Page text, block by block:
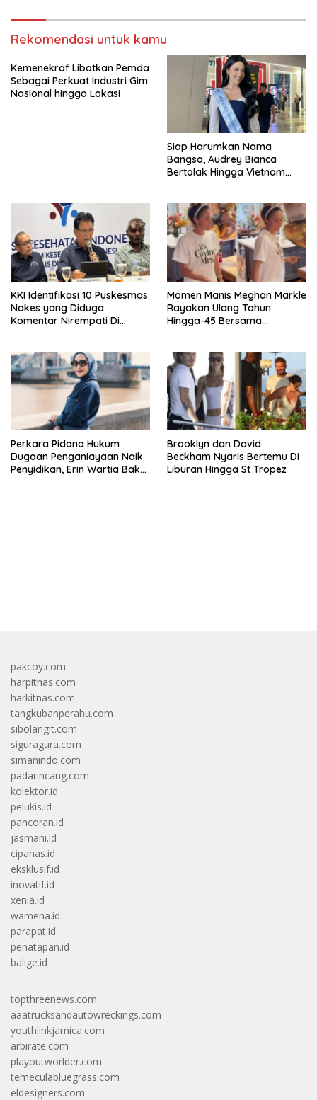
Rekomendasi untuk kamu
Kemenekraf Libatkan Pemda
Sebagai Perkuat Industri Gim
Nasional hingga Lokasi
Siap Harumkan Nama
Bangsa, Audrey Bianca
Bertolak Hingga Vietnam
KKI Identifikasi 10 Puskesmas
Nakes yang Diduga
Komentar Nirempati Di
Momen Manis Meghan Markle
Rayakan Ulang Tahun
Hingga-45 Bersama
Perkara Pidana Hukum
Dugaan Penganiayaan Naik
Penyidikan, Erin Wartia Bakal
Brooklyn dan David
Beckham Nyaris Bertemu Di
Liburan Hingga St Tropez
pakcoy.com
harpitnas.com
harkitnas.com
tangkubanperahu.com
sibolangit.com
siguragura.com
simanindo.com
padarincang.com
kolektor.id
pelukis.id
pancoran.id
jasmani.id
cipanas.id
eksklusif.id
inovatif.id
xenia.id
wamena.id
parapat.id
penatapan.id
balige.id
topthreenews.com
aaatrucksandautowreckings.com
youthlinkjamica.com
arbirate.com
playoutworlder.com
temeculabluegrass.com
eldesigners.com